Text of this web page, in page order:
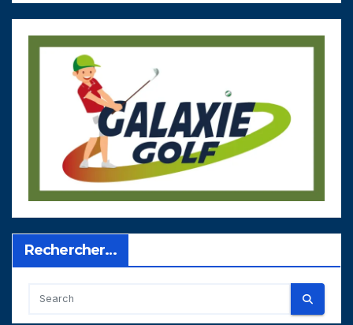
Rechercher…